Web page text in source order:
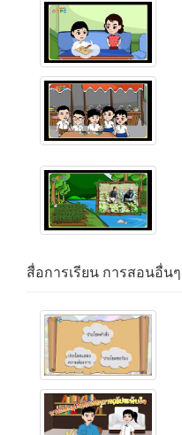
สื่อการเรียน การสอนอื่นๆ